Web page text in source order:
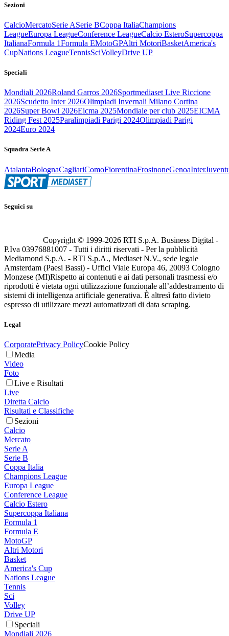
Sezioni
CalcioMercatoSerie ASerie BCoppa ItaliaChampions
LeagueEuropa LeagueConference LeagueCalcio EsteroSupercoppa
ItalianaFormula 1Formula EMotoGPAltri MotoriBasketAmerica's
CupNations LeagueTennisSciVolleyDrive UP
Speciali
Mondiali 2026Roland Garros 2026Sportmediaset Live Riccione
2026Scudetto Inter 2026Olimpiadi Invernali Milano Cortina
2026Super Bowl 2026Eicma 2025Mondiale per club 2025EICMA
Riding Fest 2025Paralimpiadi Parigi 2024Olimpiadi Parigi
2024Euro 2024
Squadra Serie A
AtalantaBolognaCagliariComoFiorentinaFrosinoneGenoaInter
Seguici su
Copyright © 1999-2026 RTI S.p.A. Business Digital -
P.Iva 03976881007 - Tutti i diritti riservati - Per la pubblicità
Mediamond S.p.A. - RTI S.p.A., Mediaset N.V., sede legale
Amsterdam (Paesi Bassi) - Uffici Viale Europa 46, 20093 Cologno
Monzese (MI)Rispetto ai contenuti e ai dati personali trasmessi e/o
riprodotti è vietata ogni utilizzazione funzionale all’addestramento di
sistemi di intelligenza artificiale generativa. È altresì fatto divieto
espresso di utilizzare mezzi automatizzati di data scraping.
Legal
CorporatePrivacy PolicyCookie Policy
Media
Video
Foto
Live e Risultati
Live
Diretta Calcio
Risultati e Classifiche
Sezioni
Calcio
Mercato
Serie A
Serie B
Coppa Italia
Champions League
Europa League
Conference League
Calcio Estero
Supercoppa Italiana
Formula 1
Formula E
MotoGP
Altri Motori
Basket
America's Cup
Nations League
Tennis
Sci
Volley
Drive UP
Speciali
Mondiali 2026